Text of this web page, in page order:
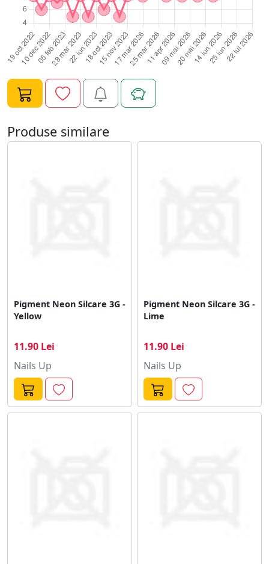
Produse similare
Pigment Neon Silcare 3G -
Yellow
11.90 Lei
Nails Up
Pigment Neon Silcare 3G -
Lime
11.90 Lei
Nails Up